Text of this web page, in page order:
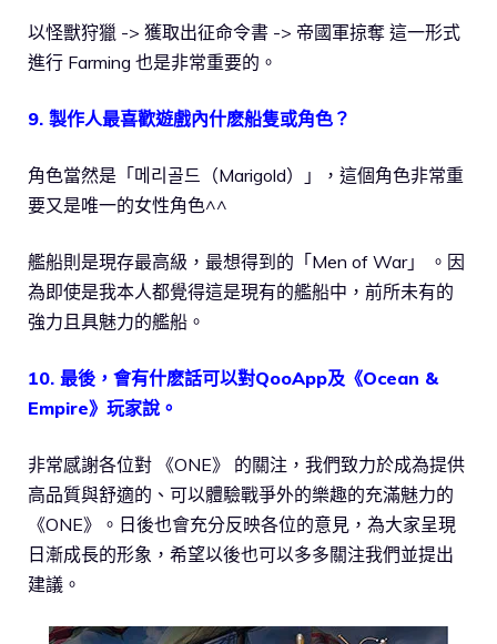
以怪獸狩獵 -> 獲取出征命令書 -> 帝國軍掠奪 這一形式
進行 Farming 也是非常重要的。
9. 製作人最喜歡遊戲內什麽船隻或角色？
角色當然是「메리골드（Marigold）」，這個角色非常重
要又是唯一的女性角色^^
艦船則是現存最高級，最想得到的「Men of War」 。因
為即使是我本人都覺得這是現有的艦船中，前所未有的
強力且具魅力的艦船。
10. 最後，會有什麽話可以對QooApp及《Ocean &
Empire》玩家說。
非常感謝各位對 《ONE》 的關注，我們致力於成為提供
高品質與舒適的、可以體驗戰爭外的樂趣的充滿魅力的
《ONE》。日後也會充分反映各位的意見，為大家呈現
日漸成長的形象，希望以後也可以多多關注我們並提出
建議。